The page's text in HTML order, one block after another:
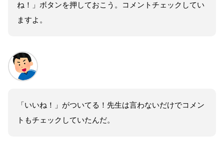
ね！」ボタンを押しておこう。コメントチェックしてい
ますよ。
「いいね！」がついてる！先生は言わないだけでコメン
トもチェックしていたんだ。